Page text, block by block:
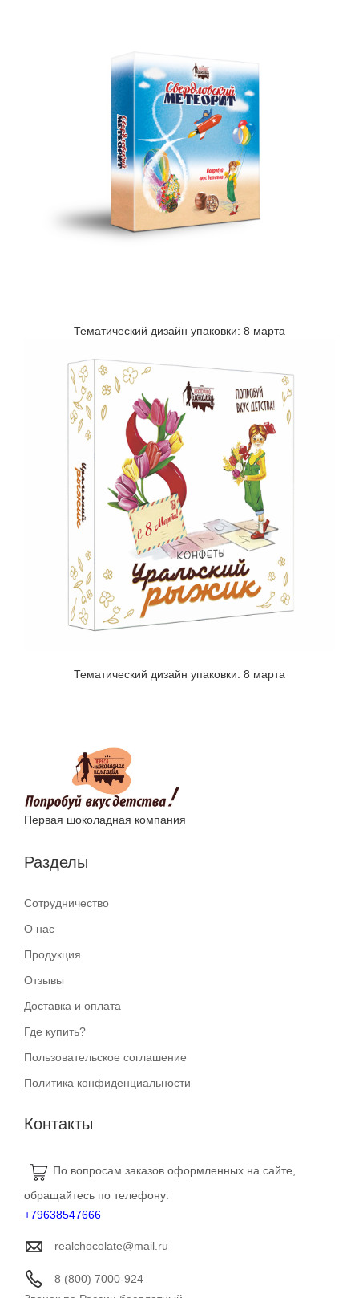
Тематический дизайн упаковки: 8 марта
Тематический дизайн упаковки: 8 марта
Первая шоколадная компания
Разделы
Сотрудничество
О нас
Продукция
Отзывы
Доставка и оплата
Где купить?
Пользовательское соглашение
Политика конфиденциальности
Контакты
По вопросам заказов оформленных на сайте,
обращайтесь по телефону:
+79638547666
realchocolate@mail.ru
8 (800) 7000-924